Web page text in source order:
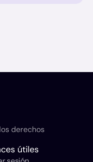
derechos
útiles